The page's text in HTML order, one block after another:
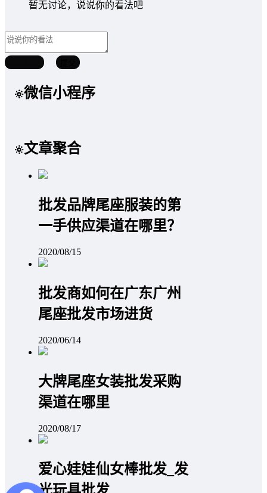
暂无讨论，说说你的看法吧
微信小程序
文章聚合
批发品牌尾座服装的第
一手供应渠道在哪里？
2020/08/15
批发商如何在广东广州
尾座批发市场进货
2020/06/14
大牌尾座女装批发采购
渠道在哪里
2020/08/17
爱心娃娃仙女棒批发_发